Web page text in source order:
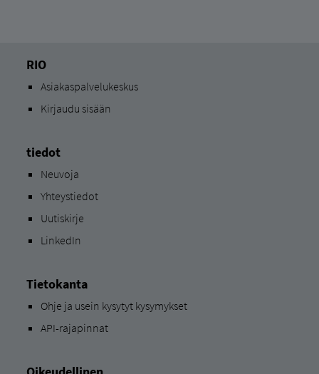
RIO
Asiakaspalvelukeskus
Kirjaudu sisään
tiedot
Neuvoja
Yhteystiedot
Uutiskirje
LinkedIn
Tietokanta
Ohje ja usein kysytyt kysymykset
API-rajapinnat